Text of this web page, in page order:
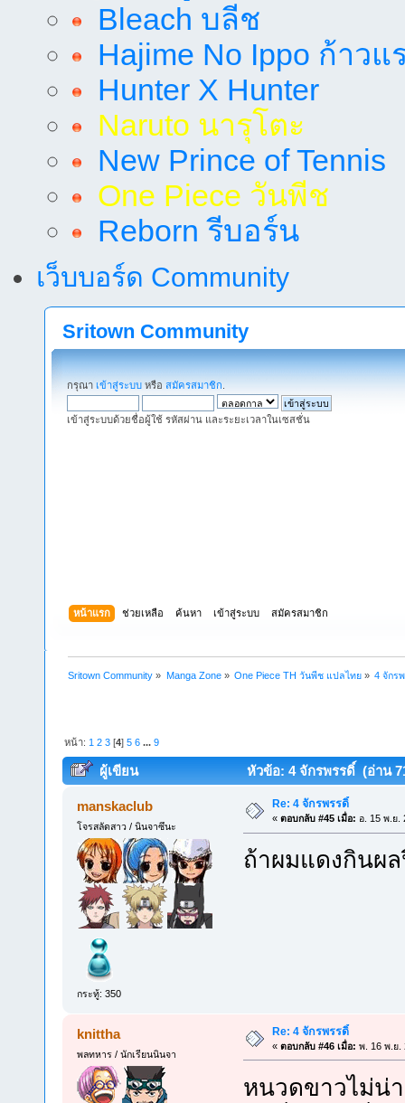
Bleach บลีช
Hajime No Ippo ก้าวแ
Hunter X Hunter
Naruto นารุโตะ
New Prince of Tennis
One Piece วันพีช
Reborn รีบอร์น
เว็บบอร์ด Community
Sritown Community
กรุณา เข้าสู่ระบบ หรือ สมัครสมาชิก
เข้าสู่ระบบด้วยชื่อผู้ใช้ รหัสผ่าน และระยะเวลาในเซสชั่น
หน้าแรก ช่วยเหลือ ค้นหา เข้าสู่ระบบ สมัครสมาชิก
Sritown Community » Manga Zone» One Piece TH วันพีช แปลไทย» 4 จักร
หน้า: 1 2 3 [4]5 6 ...9
ผู้เขียน หัวข้อ: 4 จักรพรรดิ์ (อ่าน
manskaclub
โจรสลัดสาว / นินจาซึนะ
กระทู้: 350
Re: 4 จักรพรรดิ์
« ตอบกลับ #45 เมื่อ: อ. 15 พ.ย.
ถ้าผมแดงกินผล
knittha
พลทหาร / นักเรียนนินจา
Re: 4 จักรพรรดิ์
« ตอบกลับ #46 เมื่อ: พ. 16 พ.ย.
หนวดขาวไม่น่า